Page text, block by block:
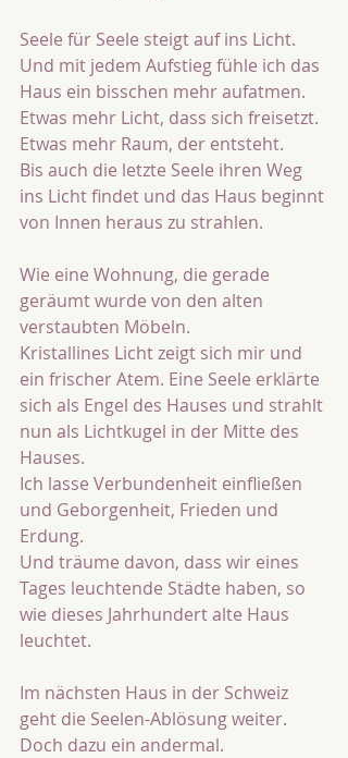
Seele für Seele steigt auf ins Licht.
Und mit jedem Aufstieg fühle ich das
Haus ein bisschen mehr aufatmen.
Etwas mehr Licht, dass sich freisetzt.
Etwas mehr Raum, der entsteht.
Bis auch die letzte Seele ihren Weg
ins Licht findet und das Haus beginnt
von Innen heraus zu strahlen.
Wie eine Wohnung, die gerade
geräumt wurde von den alten
verstaubten Möbeln.
Kristallines Licht zeigt sich mir und
ein frischer Atem. Eine Seele erklärte
sich als Engel des Hauses und strahlt
nun als Lichtkugel in der Mitte des
Hauses.
Ich lasse Verbundenheit einfließen
und Geborgenheit, Frieden und
Erdung.
Und träume davon, dass wir eines
Tages leuchtende Städte haben, so
wie dieses Jahrhundert alte Haus
leuchtet.
Im nächsten Haus in der Schweiz
geht die Seelen-Ablösung weiter.
Doch dazu ein andermal.